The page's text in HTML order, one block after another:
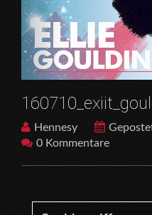
Hennesy
0 Kommentare
Search for: